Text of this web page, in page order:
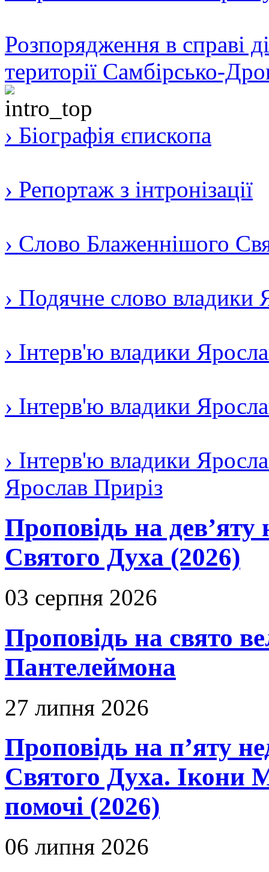
Розпорядження в справі
території Самбірсько-
› Біографія єпископа
› Репортаж з інтронізації
› Слово Блаженнішого
› Подячне слово владики
› Інтерв'ю владики
› Інтерв'ю владики
› Інтерв'ю владики
Ярослав Приріз
Проповідь на дев’яту
Святого Духа (2026)
03 серпня 2026
Проповідь на свято
Пантелеймона
27 липня 2026
Проповідь на п’яту
Святого Духа. Ікони
помочі (2026)
06 липня 2026